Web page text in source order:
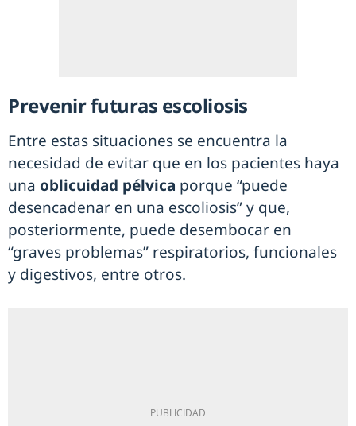
Prevenir futuras escoliosis
Entre estas situaciones se encuentra la
necesidad de evitar que en los pacientes haya
una oblicuidad pélvica porque “puede
desencadenar en una escoliosis” y que,
posteriormente, puede desembocar en
“graves problemas” respiratorios, funcionales
y digestivos, entre otros.